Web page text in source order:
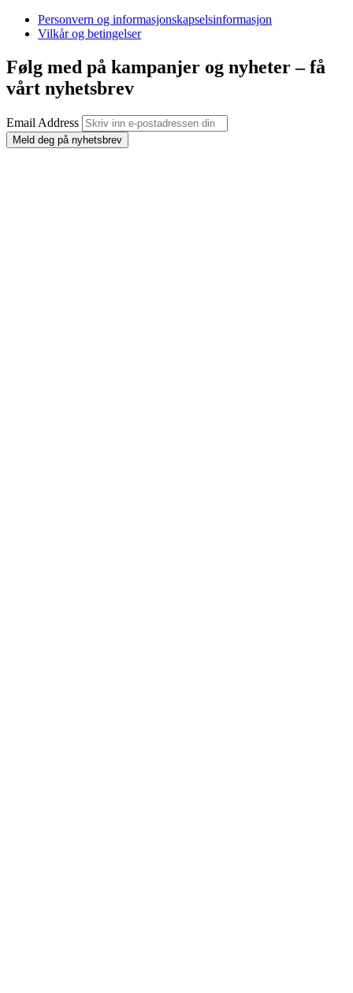
Personvern og informasjonskapselsinformasjon
Vilkår og betingelser
Følg med på kampanjer og nyheter – få
vårt nyhetsbrev
Email Address
Meld deg på nyhetsbrev